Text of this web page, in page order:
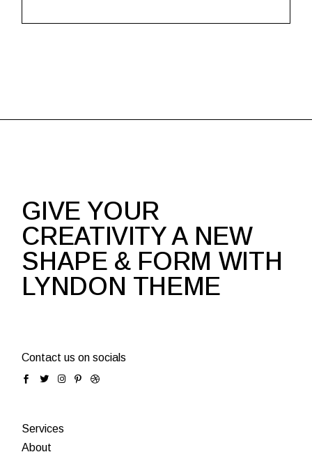
GIVE YOUR
CREATIVITY A NEW
SHAPE & FORM WITH
LYNDON THEME
Contact us on socials
Services
About